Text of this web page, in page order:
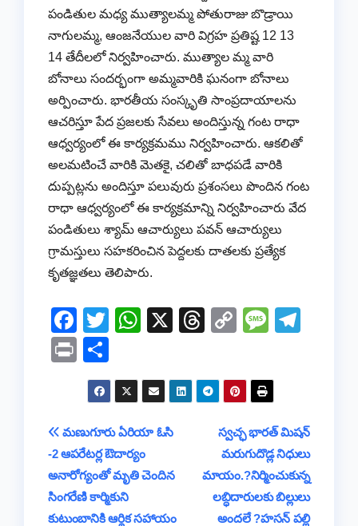
పండితుల మధ్య ముత్యాలమ్మ పోతురాజు బొడ్రాయి
నాగులమ్మ, ఆంజనేయుల వారి విగ్రహ ప్రతిష్ట 12 13
14 తేదీలలో నిర్వహించారు. ముత్యాల మ్మ వారి
బోనాలు సందర్భంగా అమ్మవారికి ఘనంగా బోనాలు
అర్పించారు. భారతీయ సంస్కృతి సాంప్రదాయాలను
ఆచరిస్తూ పేద ప్రజలకు సేవలు అందిస్తున్న గంట రాధా
ఆధ్వర్యంలో ఈ కార్యక్రమము నిర్వహించారు. ఆకలితో
అలమటించే వారికి మెతకై, చలితో బాధపడే వారికి
దుప్పట్లను అందిస్తూ పలువురు ప్రశంసలు పొందిన గంట
రాధా ఆధ్వర్యంలో ఈ కార్యక్రమాన్ని నిర్వహించారు వేద
పండితులు శ్యామ్ ఆచార్యులు పవన్ ఆచార్యులు
గ్రామస్తులు సహకరించిన పెద్దలకు దాతలకు ప్రత్యేక
కృతజ్ఞతలు తెలిపారు.
F
a
c
e
b
o
o
k
T
er
W
s
A
p
p
X
T
a
C
y
Li
n
k
M
a
g
e
a
m
Pr
in h
ar
e
Post
navigation
స్వచ్ఛ భారత్‌ మిషన్‌
మరుగుదొడ్ల నిధులు
మాయం.?నిర్మించుకున్న
లబ్ధిదారులకు బిల్లులు
అందలే ?హసన్ పల్లి
మణుగూరు ఏరియా ఓసి
-2 ఆపరేటర్ల ఔదార్యం
అనారోగ్యంతో మృతి చెందిన
సింగరేణి కార్మికుని
కుటుంబానికి ఆర్థిక సహాయం